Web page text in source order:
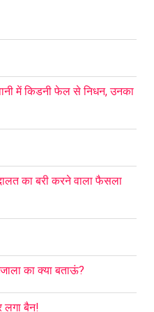
में किडनी फेल से निधन, उनका
का बरी करने वाला फैसला
का क्या बताऊं?
लगा बैन!